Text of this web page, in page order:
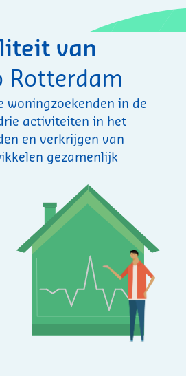
van
Rotterdam
woningzoekenden in de
activiteiten in het
en verkrijgen van
gezamenlijk